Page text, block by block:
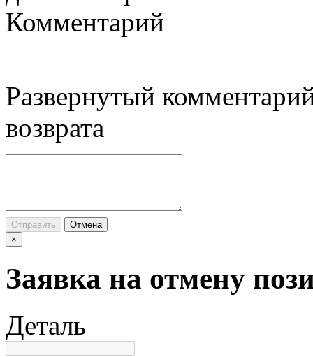
Комментарий
Развернутый
возврата
Отправить
Отмена
×
Заявка на отмену
Деталь